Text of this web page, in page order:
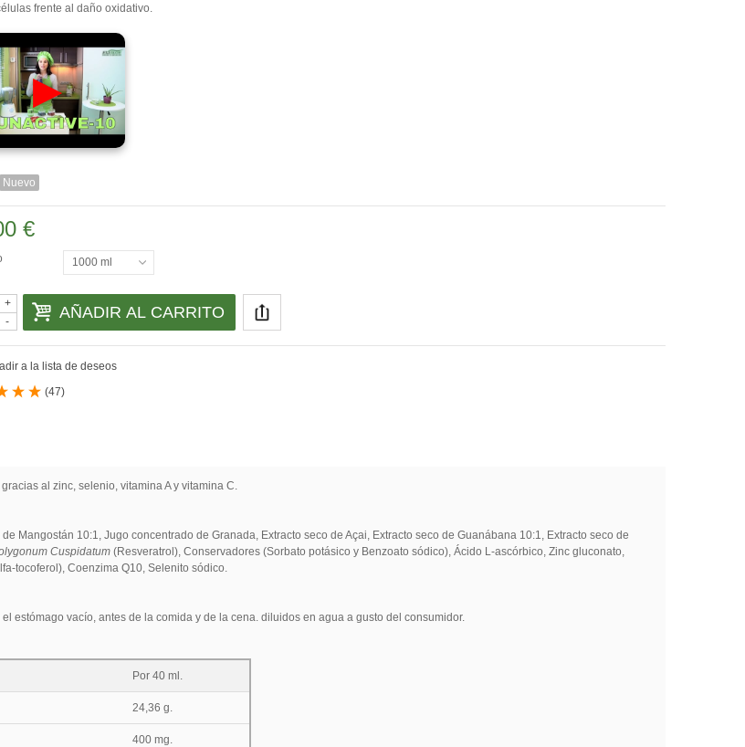
frente al daño oxidativo.
▶
Nuevo
€
1000 ml
-
+ AÑADIR AL CARRITO
a la lista de deseos
(47)
al zinc, selenio, vitamina A y vitamina C.
Mangostán 10:1, Jugo concentrado de Granada, Extracto seco de Açai, Extracto seco de Guanábana 10:1, Extracto seco de
Cuspidatum(Resveratrol), Conservadores (Sorbato potásico y Benzoato sódico), Ácido L-ascórbico, Zinc gluconato,
tocoferol), Coenzima Q10, Selenito sódico.
estómago vacío, antes de la comida y de la cena. diluidos en agua a gusto del consumidor.
Por 40 ml.
24,36 g.
400 mg.